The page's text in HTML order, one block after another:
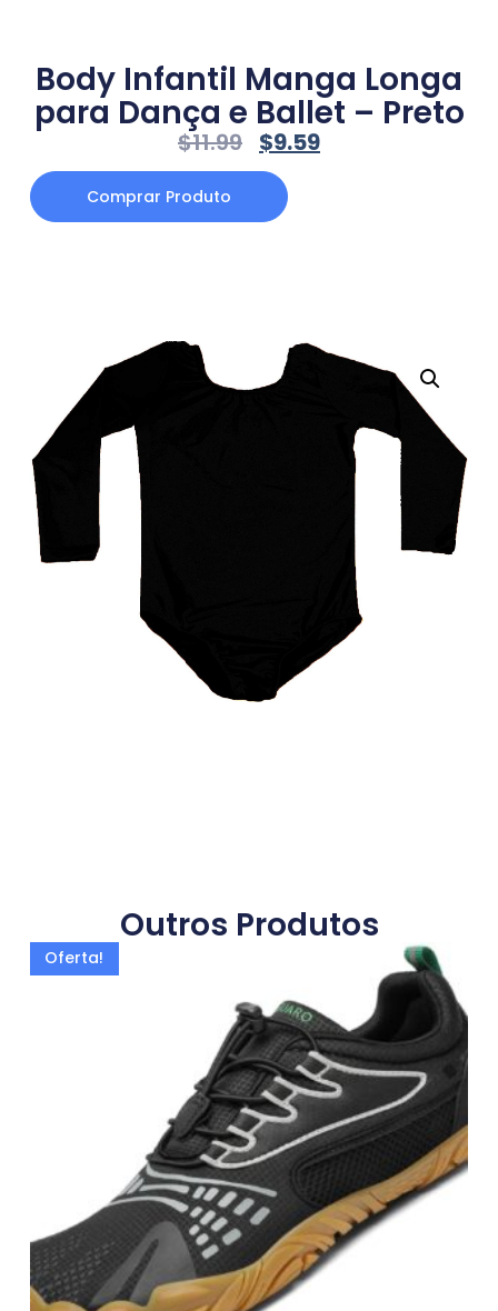
Body Infantil Manga Longa
para Dança e Ballet – Preto
$11.99 $9.59
Comprar Produto
Outros Produtos
Oferta!